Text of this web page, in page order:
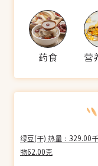
药食 营
绿豆(干) 热量：329.00
物62.00克